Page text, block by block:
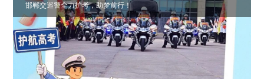
邯郸交巡警全力护考，助梦前行！
曲周第四疃镇：“扫一扫”，让基层治理 “活” 起来
“涉事码上办”让老百姓“啥事马上办”——涉县综治中心
数字化赋能基层治理提质增效 邯郸政法 2026年7月9日